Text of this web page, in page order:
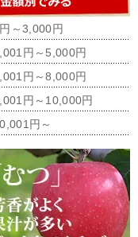
～3,000円
円～5,000円
円～8,000円
円～10,000円
円～